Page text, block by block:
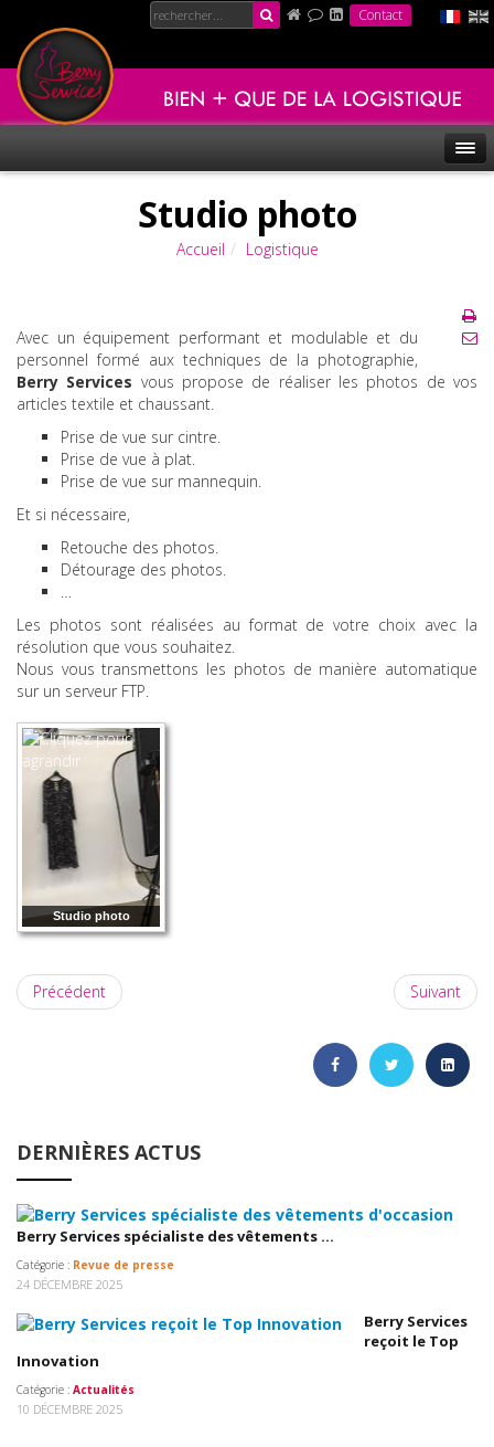
Contact
Studio photo
Accueil Logistique
Avec un équipement performant et modulable et du
personnel formé aux techniques de la photographie,
Berry Services vous propose de réaliser les photos de vos
articles textile et chaussant.
Prise de vue sur cintre.
Prise de vue à plat.
Prise de vue sur mannequin.
Et si nécessaire,
Retouche des photos.
Détourage des photos.
…
Les photos sont réalisées au format de votre choix avec la
résolution que vous souhaitez.
Nous vous transmettons les photos de manière automatique
sur un serveur FTP.
Studio photo
Précédent Suivant
DERNIÈRES ACTUS
Berry Services spécialiste des vêtements ...
Catégorie : Revue de presse
24 DÉCEMBRE 2025
Berry Services
reçoit le Top
Innovation
Catégorie : Actualités
10 DÉCEMBRE 2025